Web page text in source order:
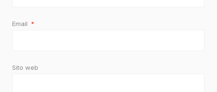
Email *
Sito web